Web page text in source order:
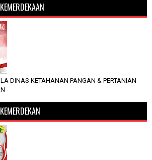
DINAS KETAHANAN PANGAN & PERTANIAN